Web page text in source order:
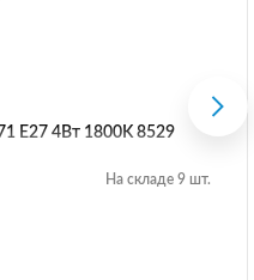
E27 4Вт 1800K 8529
На складе 9 шт.